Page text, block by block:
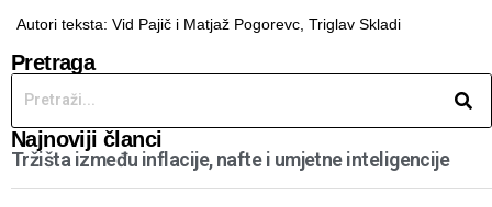
Autori teksta: Vid Pajič i Matjaž Pogorevc, Triglav Skladi
Pretraga
Najnoviji članci
Tržišta između inflacije, nafte i umjetne inteligencije